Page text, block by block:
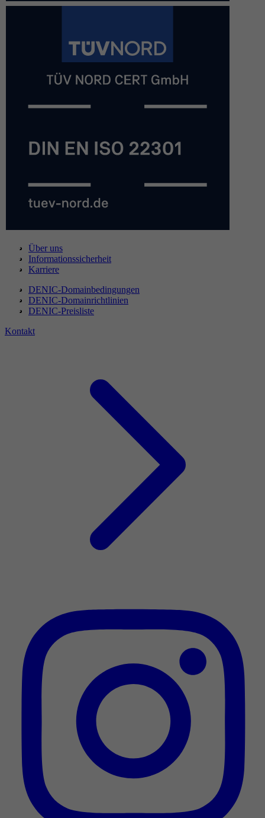
Über uns
Informationssicherheit
Karriere
DENIC-Domainbedingungen
DENIC-Domainrichtlinien
DENIC-Preisliste
Kontakt